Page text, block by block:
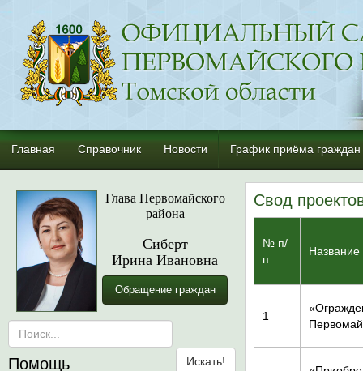
Главная Справочник Новости График приёма граждан
Глава Первомайского
района
Сиберт
Ирина Ивановна
Обращение граждан
Помощь
Свод
№ п/
п
Название
1